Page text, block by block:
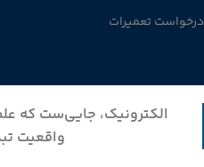
درخواست تعمیرات
الکترونیک، جایی‌ست که
واقعیت